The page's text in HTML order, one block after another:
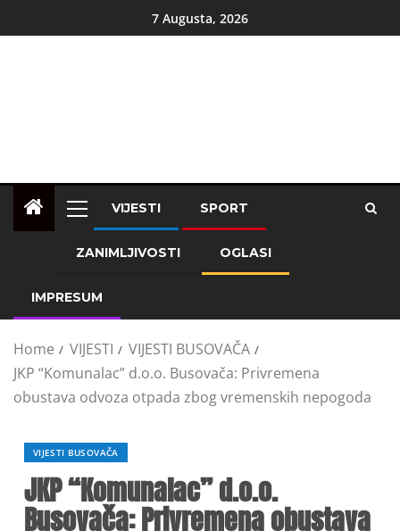
7 Augusta, 2026
VIJESTI SPORT
ZANIMLJIVOSTI OGLASI
IMPRESUM
Home VIJESTI
VIJESTI BUSOVAČA
JKP “Komunalac” d.o.o. Busovača: Privremena
obustava odvoza otpada zbog vremenskih nepogoda
VIJESTI BUSOVAČA
JKP “Komunalac” d.o.o.
Busovača: Privremena obustava